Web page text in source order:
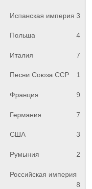
Испанская империя 3
Польша 4
Италия 7
Песни Союза ССР 1
Франция 9
Германия 7
США 3
Румыния 2
Российская империя
8